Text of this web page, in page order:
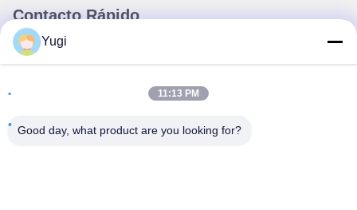
Contacto Rápido
Dirección
Xingye EastRoad, Parque industrial comunitario Shunjiang,
Yugi
11:13 PM
Good day, what product are you looking for?